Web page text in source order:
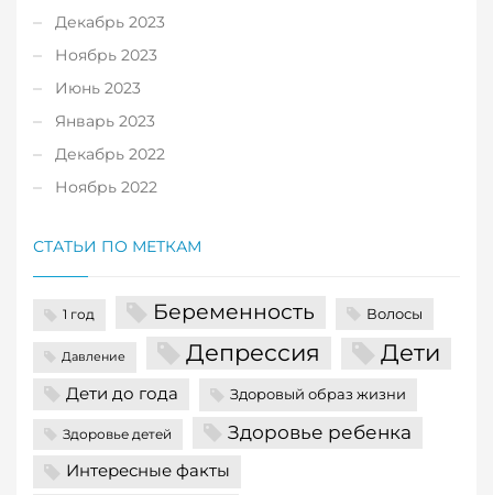
Декабрь 2023
Ноябрь 2023
Июнь 2023
Январь 2023
Декабрь 2022
Ноябрь 2022
СТАТЬИ ПО МЕТКАМ
1 год Беременность Волосы
Давление Депрессия Дети
Дети до года Здоровый образ жизни
Здоровье детей Здоровье ребенка
Интересные факты